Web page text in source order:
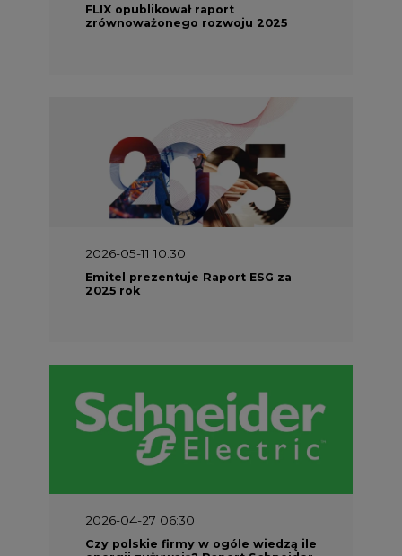
FLIX opublikował raport
zrównoważonego rozwoju 2025
2026-05-11 10:30
Emitel prezentuje Raport ESG za
2025 rok
2026-04-27 06:30
Czy polskie firmy w ogóle wiedzą ile